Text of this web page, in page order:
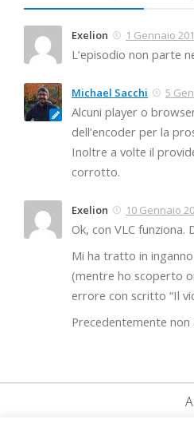
Exelion 1 Gennaio
L’episodio non parte
Michael Sacchi 5
Alcuni player o
dell’encoder per la
Inoltre a volte il
corrotto.
Exelion 10 Gennaio
Ok, con VLC
Mi ha tratto in
(mentre ho scoperto
errore con scritto “Il
Precedentemente